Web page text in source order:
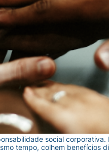
social
tempo, colhem benefícios